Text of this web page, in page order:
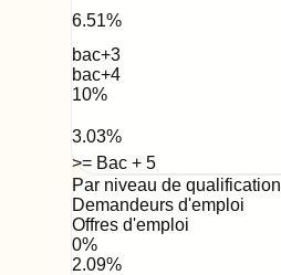
6.51%
bac+3
bac+4
10%
3.03%
>= Bac + 5
Par niveau de qualification
Demandeurs d'emploi
Offres d'emploi
0%
2.09%